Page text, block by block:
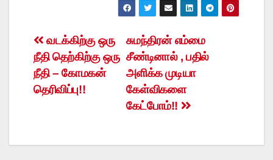
Post
navigation
சுமந்திரன் எம்மை
சீண்டினால் , பதில்
அளிக்க முடியா
கேள்விகளை
கேட்போம்!!
வடக்கிற்கு ஒரு
நீதி தெற்கிற்கு ஒரு
நீதி – கோமகன்
தெரிவிப்பு!!